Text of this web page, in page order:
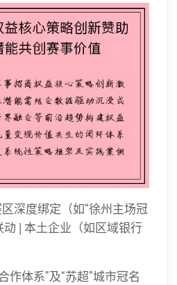
深度绑定（如“徐州主场冠
动 | 本土企业（如区域银行
作体系”及“苏超”城市冠名